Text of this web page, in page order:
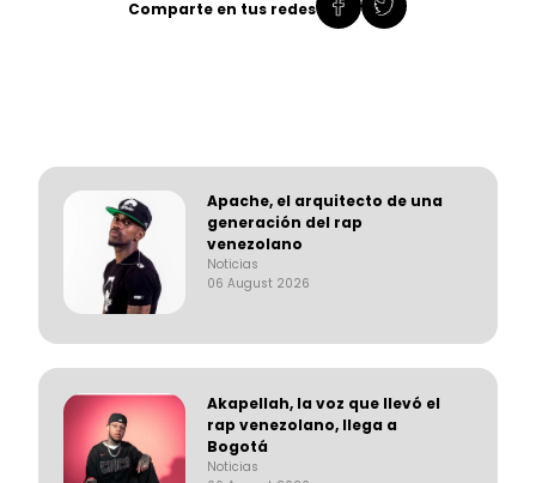
Apache, el arquitecto de una
generación del rap
venezolano
Noticias
06 August 2026
Akapellah, la voz que llevó el
rap venezolano, llega a
Bogotá
Noticias
Comparte en tus redes